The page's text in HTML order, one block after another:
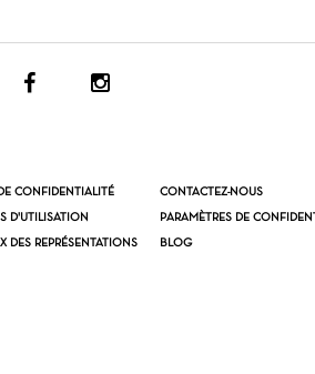
CONFIDENTIALITÉ
D'UTILISATION
DES REPRÉSENTATIONS
CONTACTEZ-NOUS
PARAMÈTRES DE
BLOG